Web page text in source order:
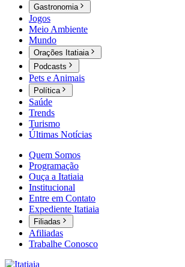
Gastronomia
Jogos
Meio Ambiente
Mundo
Orações Itatiaia
Podcasts
Pets e Animais
Política
Saúde
Trends
Turismo
Últimas Notícias
Quem Somos
Programação
Ouça a Itatiaia
Institucional
Entre em Contato
Expediente Itatiaia
Filiadas
Afiliadas
Trabalhe Conosco